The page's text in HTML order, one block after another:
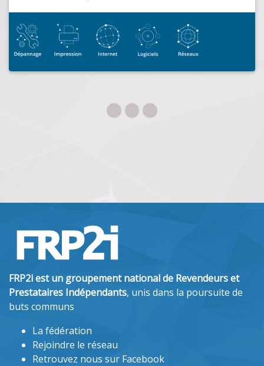
Réparation-maintenance en magasin et à domicile
Vente de matériel neuf et occasion
FRP2i est un groupement national de Revendeurs et
Prestataires Indépendants, unis dans la poursuite de
buts communs
La fédération
Rejoindre le réseau
Retrouvez nous sur Facebook